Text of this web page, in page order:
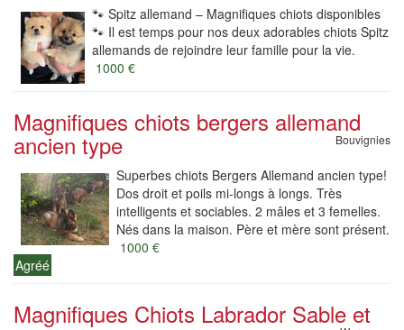
🐾 Spitz allemand – Magnifiques chiots disponibles
🐾 Il est temps pour nos deux adorables chiots Spitz
allemands de rejoindre leur famille pour la vie.
1000 €
Magnifiques chiots bergers allemand
ancien type Bouvignies
Superbes chiots Bergers Allemand ancien type!
Dos droit et poils mi-longs à longs. Très
intelligents et sociables. 2 mâles et 3 femelles.
Nés dans la maison. Père et mère sont présent.
1000 €
Agréé
Magnifiques Chiots Labrador Sable et